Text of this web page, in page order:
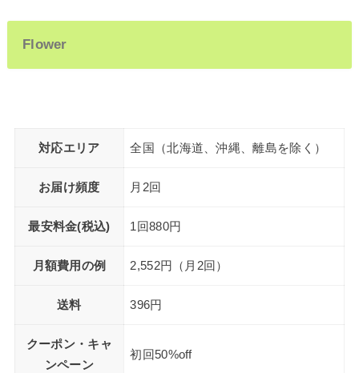
Flower
対応エリア 全国（北海道、沖縄、離島を除く）
お届け頻度 月2回
最安料金(税込) 1回880円
月額費用の例 2,552円（月2回）
送料 396円
クーポン・キャ
ンペーン
初回50%off